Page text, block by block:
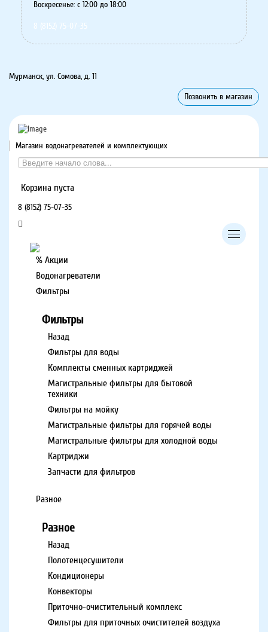
Воскресенье: с 12:00 до 18:00
8 (8152) 75-07-35
Мурманск, ул. Сомова, д. 11
Позвонить в магазин
Магазин водонагревателей и комплектующих
Корзина пуста
8 (8152) 75-07-35
% Акции
Водонагреватели
Фильтры
Фильтры
Назад
Фильтры для воды
Комплекты сменных картриджей
Магистральные фильтры для бытовой
техники
Фильтры на мойку
Магистральные фильтры для горячей воды
Магистральные фильтры для холодной воды
Картриджи
Запчасти для фильтров
Разное
Разное
Назад
Полотенцесушители
Кондиционеры
Конвекторы
Приточно-очистительный комплекс
Фильтры для приточных очистителей воздуха